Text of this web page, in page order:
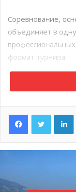
Соревнование,
объединяет в
формат турнира.
Принцесса
награды
дочери Лизы и
000 евров пользу